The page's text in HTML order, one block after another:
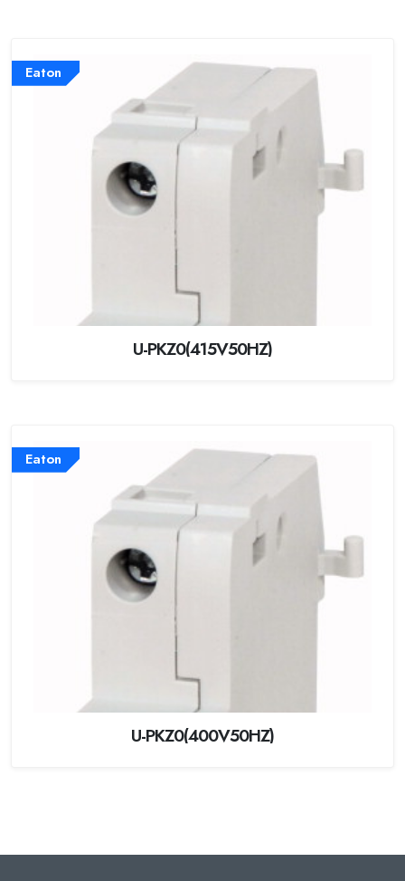
Eaton
U-PKZ0(415V50HZ)
Eaton
U-PKZ0(400V50HZ)